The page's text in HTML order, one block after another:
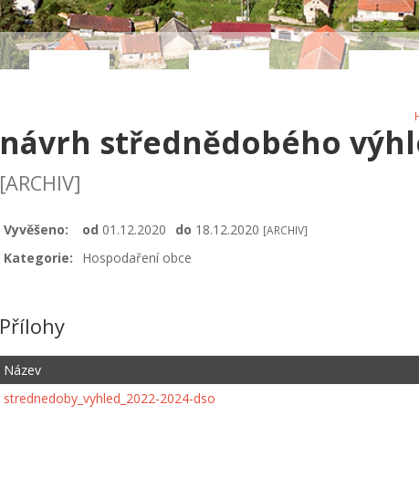
návrh střednědobého
[ARCHIV]
Vyvěšeno: od 01.12.2020 do 18.12.2020 [ARCHIV]
Kategorie: Hospodaření obce
Přílohy
Název
strednedoby_vyhled_2022-2024-dso